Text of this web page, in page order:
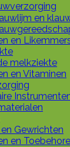
en
en
melkziekte
en Vitaminen
Gewrichten
en